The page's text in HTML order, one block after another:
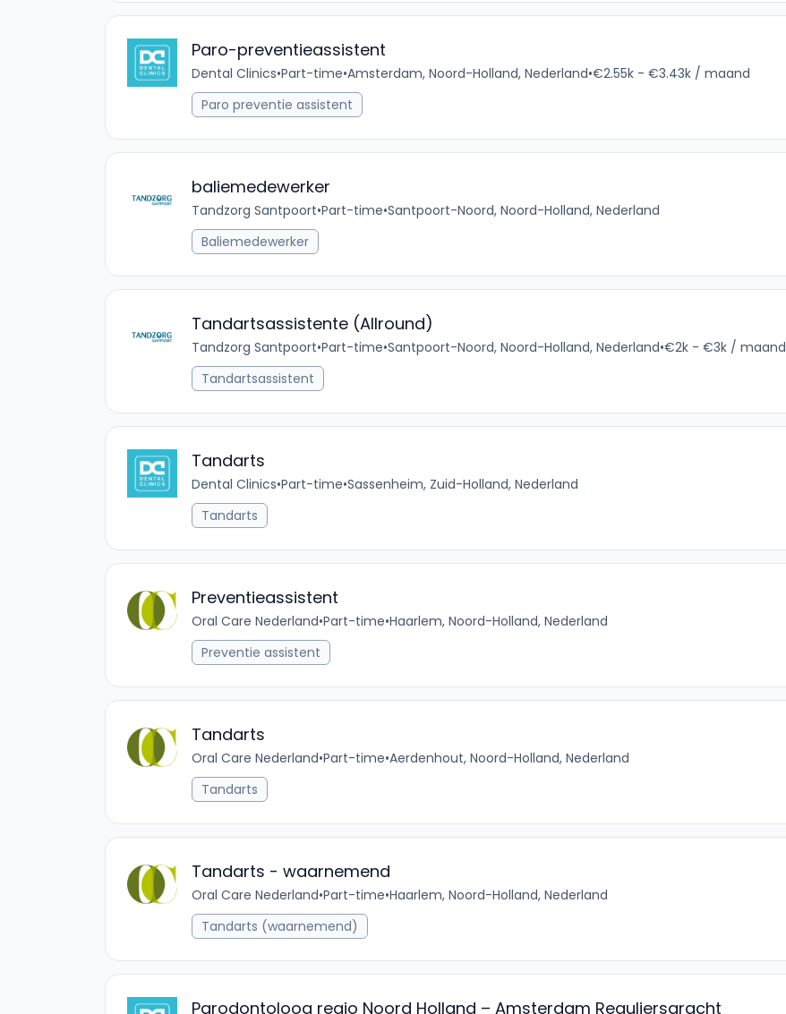
Paro-preventieassistent
Dental Clinics•Part-time•Amsterdam, Noord-Holland, Nederland•€2.55k - €3.43k / maand
Paro preventie assistent
baliemedewerker
Tandzorg Santpoort•Part-time•Santpoort-Noord, Noord-Holland, Nederland
Baliemedewerker
Tandartsassistente (Allround)
Tandzorg Santpoort•Part-time•Santpoort-Noord, Noord-Holland, Nederland•€2k - €3k / maand
Tandartsassistent
Tandarts
Dental Clinics•Part-time•Sassenheim, Zuid-Holland, Nederland
Tandarts
Preventieassistent
Oral Care Nederland•Part-time•Haarlem, Noord-Holland, Nederland
Preventie assistent
Tandarts
Oral Care Nederland•Part-time•Aerdenhout, Noord-Holland, Nederland
Tandarts
Tandarts - waarnemend
Oral Care Nederland•Part-time•Haarlem, Noord-Holland, Nederland
Tandarts (waarnemend)
Parodontoloog regio Noord Holland – Amsterdam Reguliersgracht